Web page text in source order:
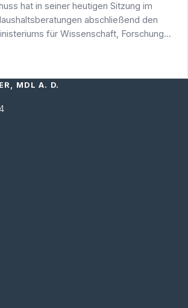
hat in seiner heutigen Sitzung im
abschließend den
für Wissenschaft, Forschung
MDL A. D.